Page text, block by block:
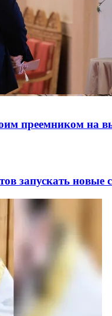
преемником на
запускать новые